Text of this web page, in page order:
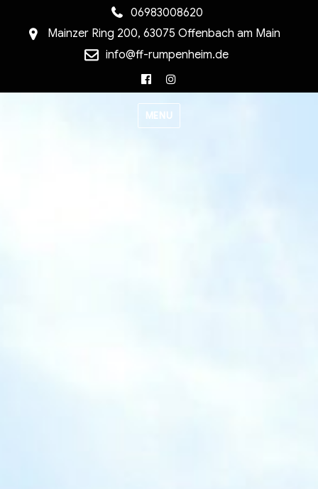
06983008620
Mainzer Ring 200, 63075 Offenbach am Main
info@ff-rumpenheim.de
Facebook
MENU